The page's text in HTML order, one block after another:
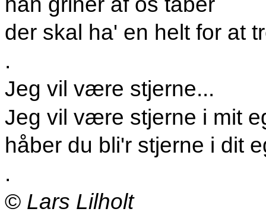
der skal ha' en helt for at
.
Jeg vil være stjerne...
Jeg vil være stjerne i mit
håber du bli'r stjerne i dit
.
© Lars Lilholt